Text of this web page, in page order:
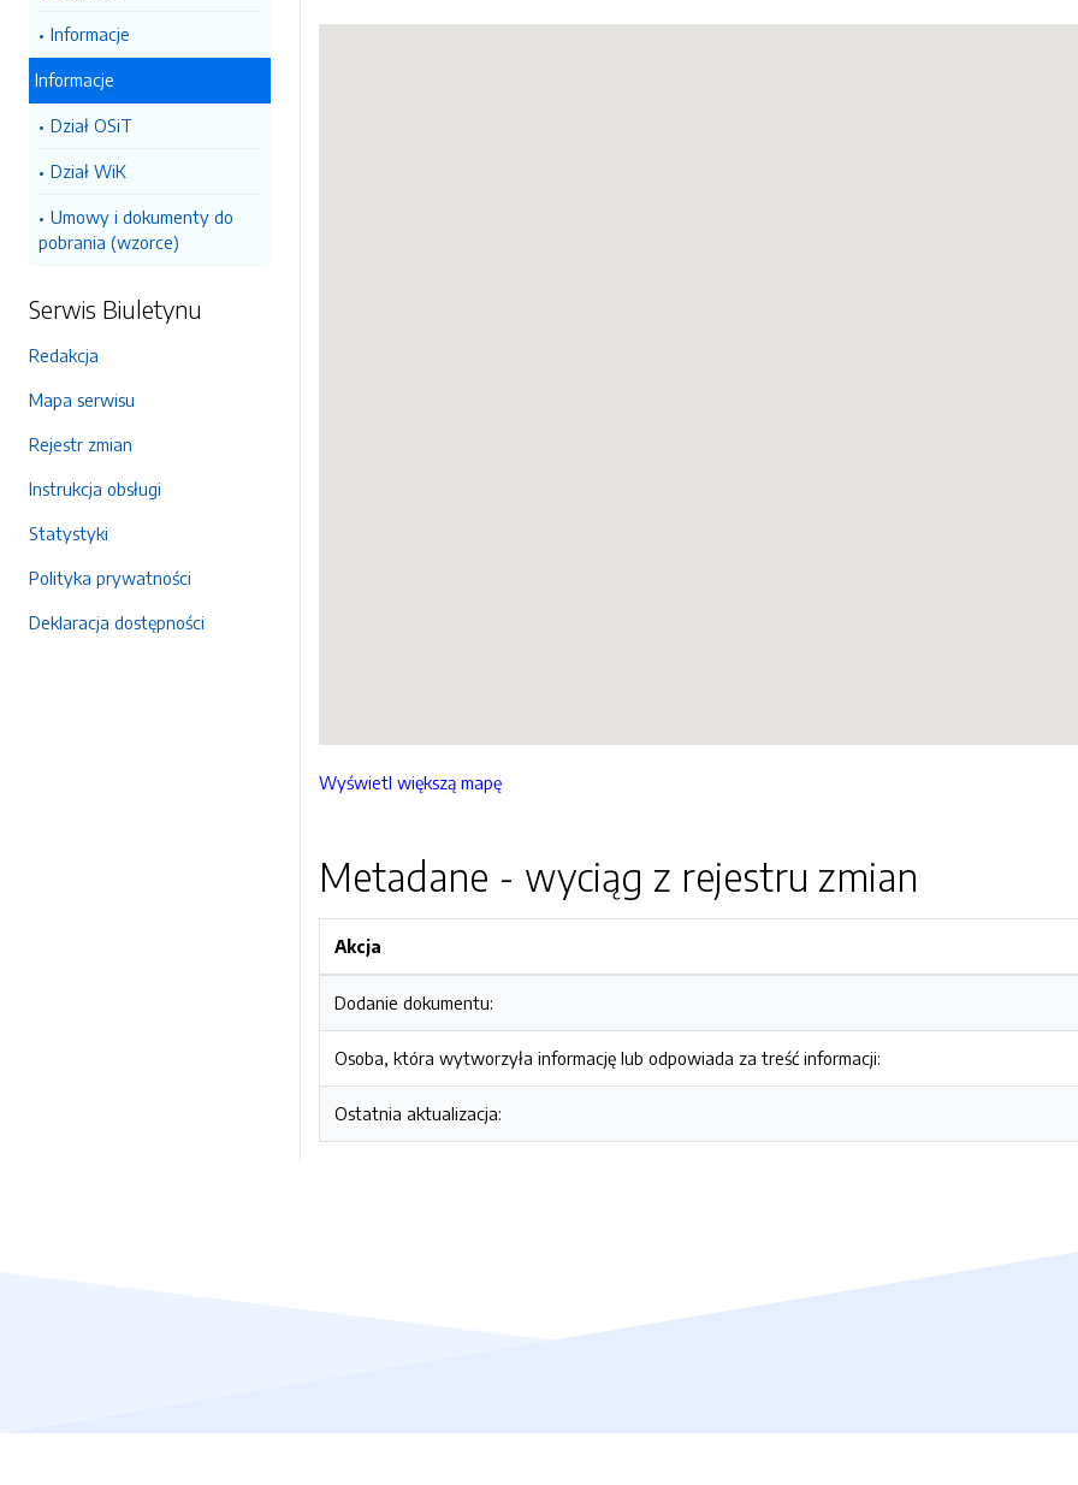
Informacje
Informacje
Dział OSiT
Dział WiK
Umowy i dokumenty do
pobrania (wzorce)
Serwis Biuletynu
Redakcja
Mapa serwisu
Rejestr zmian
Instrukcja obsługi
Statystyki
Polityka prywatności
Deklaracja dostępności
Wyświetl większą mapę
Metadane - wyciąg z rejestru zmian
Akcja
Dodanie dokumentu:
Osoba, która wytworzyła informację lub odpowiada za treść informacji:
Ostatnia aktualizacja: